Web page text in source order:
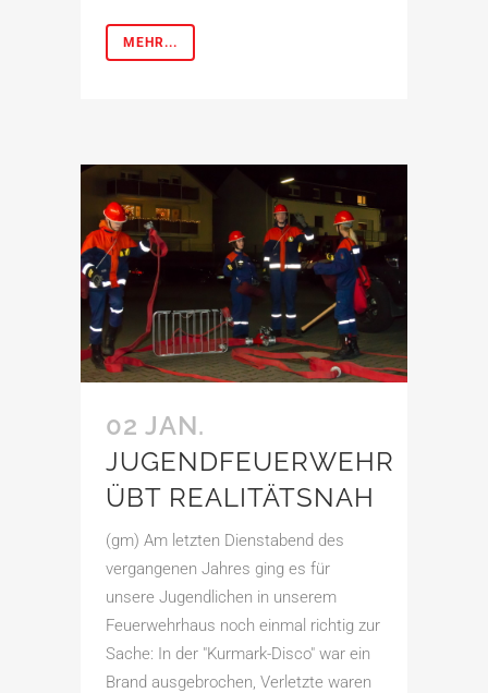
MEHR...
02 JAN.
JUGENDFEUERWEHR
ÜBT REALITÄTSNAH
(gm) Am letzten Dienstabend des
vergangenen Jahres ging es für
unsere Jugendlichen in unserem
Feuerwehrhaus noch einmal richtig zur
Sache: In der "Kurmark-Disco" war ein
Brand ausgebrochen, Verletzte waren